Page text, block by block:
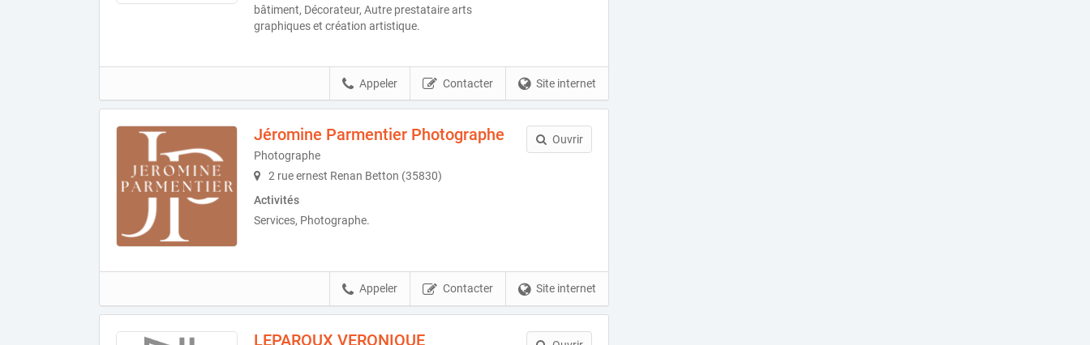
bâtiment, Décorateur, Autre prestataire arts
graphiques et création artistique.
Site internet
Contacter
Appeler
Jéromine Parmentier Photographe
Photographe
2 rue ernest Renan Betton (35830)
Activités
Services, Photographe.
Ouvrir
Site internet
Contacter
Appeler
LEPAROUX VERONIQUE